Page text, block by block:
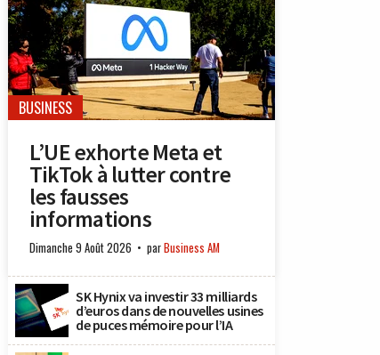
BUSINESS
L’UE exhorte Meta et
TikTok à lutter contre
les fausses
informations
Dimanche 9 Août 2026 parBusiness AM
SK Hynix va investir 33 milliards
d’euros dans de nouvelles usines
de puces mémoire pour l’IA